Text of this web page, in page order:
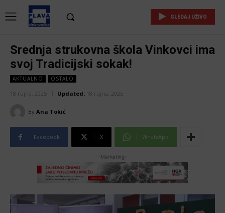
GLEDAJ UŽIVO
Srednja strukovna škola Vinkovci ima
svoj Tradicijski sokak!
AKTUALNO OSTALO
18 rujna, 2025 Updated: 18 rujna, 2025
By Ana Tokić
Facebook X WhatsApp
-Marketing-